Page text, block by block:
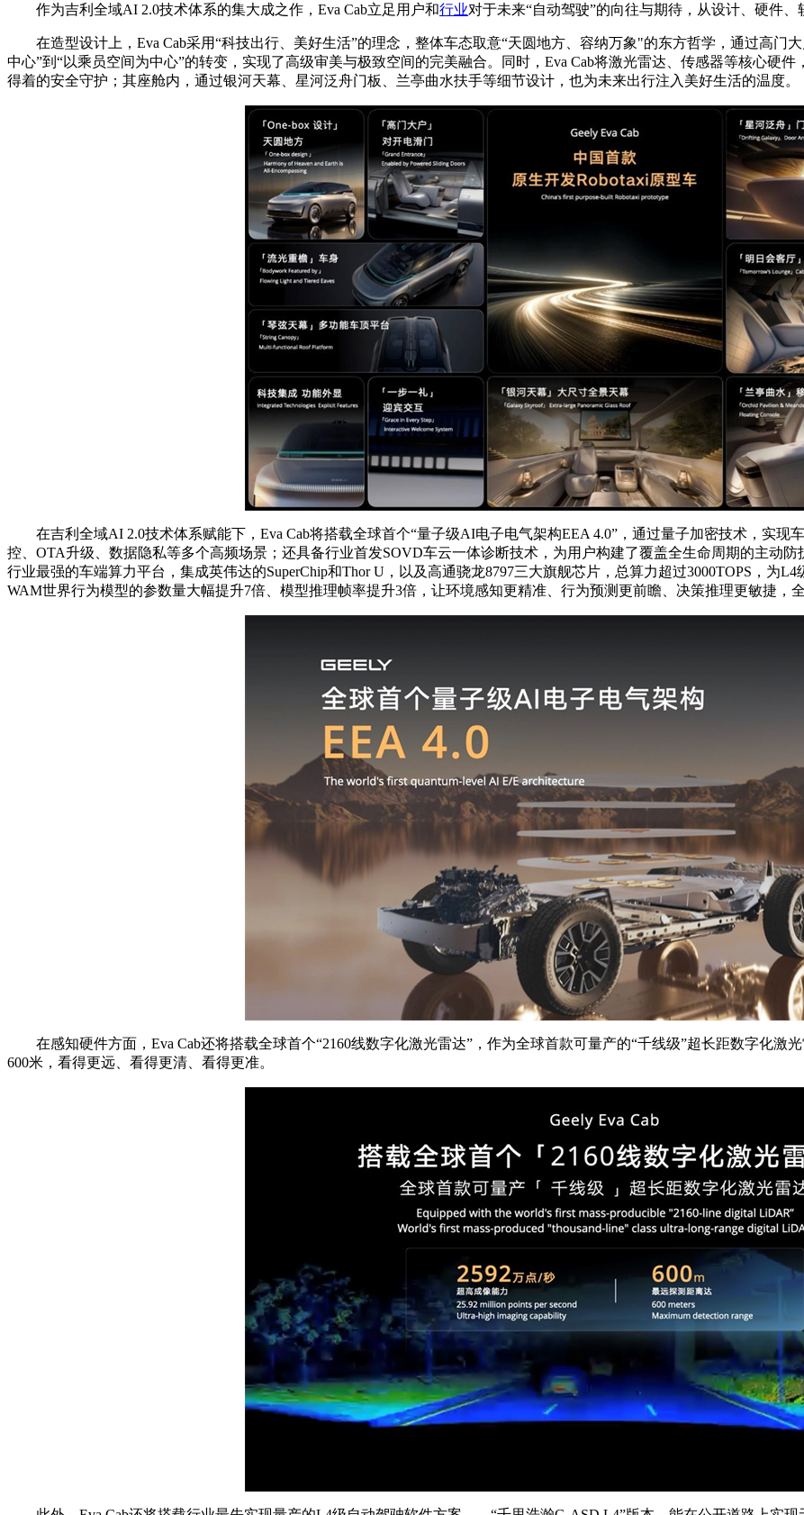
作为吉利全域AI 2.0技术体系的集大成之作，Eva Cab立足用户和行业对于未来“自动驾驶”的向往与期待，从设计、硬件
在造型设计上，Eva Cab采用“科技出行、美好生活”的理念，整体车态取意“天圆地方、容纳万象"的东方哲学，通过高门
中心”到“以乘员空间为中心”的转变，实现了高级审美与极致空间的完美融合。同时，Eva Cab将激光雷达、传感器等核心硬
得着的安全守护；其座舱内，通过银河天幕、星河泛舟门板、兰亭曲水扶手等细节设计，也为未来出行注入美好生活的温度。
在吉利全域AI 2.0技术体系赋能下，Eva Cab将搭载全球首个“量子级AI电子电气架构EEA 4.0”，通过量子加密技术，实现
控、OTA升级、数据隐私等多个高频场景；还具备行业首发SOVD车云一体诊断技术，为用户构建了覆盖全生命周期的主动防
行业最强的车端算力平台，集成英伟达的SuperChip和Thor U，以及高通骁龙8797三大旗舰芯片，总算力超过3000TOPS，为
WAM世界行为模型的参数量大幅提升7倍、模型推理帧率提升3倍，让环境感知更精准、行为预测更前瞻、决策推理更敏捷，
在感知硬件方面，Eva Cab还将搭载全球首个“2160线数字化激光雷达”，作为全球首款可量产的“千线级”超长距数字化激
600米，看得更远、看得更清、看得更准。